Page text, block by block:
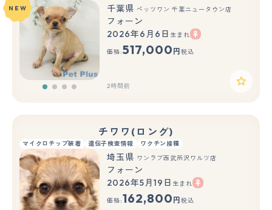
NEW
千葉県 ペッツワン 千葉ニュータウン店
フォーン
2026年6月6日 生まれ
価格:517,000 円 税込
2時間前
チワワ(ロング)
マイクロチップ装着 遺伝子検査情報 ワクチン接種
もっと見る
埼玉県 ワンラブ西武所沢ワルツ店
フォーン
2026年5月19日 生まれ
価格:162,800 円 税込